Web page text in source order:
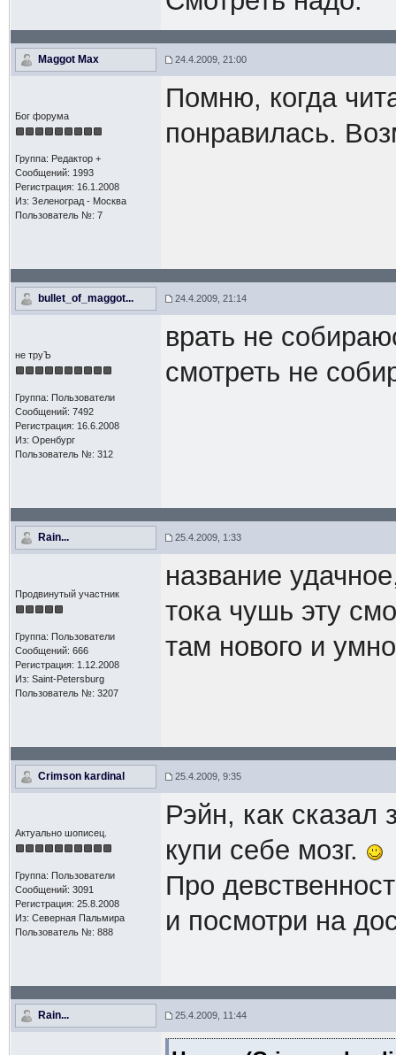
Maggot Max 24.4.2009, 21:00
Бог форума
Группа: Редактор +
Сообщений: 1993
Регистрация: 16.1.2008
Из: Зеленоград - Москва
Пользователь №: 7
Помню, когда
понравилась.
bullet_of_maggot... 24.4.2009, 21:14
не труЪ
Группа: Пользователи
Сообщений: 7492
Регистрация: 16.6.2008
Из: Оренбург
Пользователь №: 312
врать не
смотреть не
Rain... 25.4.2009, 1:33
Продвинутый участник
Группа: Пользователи
Сообщений: 666
Регистрация: 1.12.2008
Из: Saint-Petersburg
Пользователь №: 3207
название
тока чушь эту
там нового и
Crimson kardinal 25.4.2009, 9:35
Актуально шописец.
Группа: Пользователи
Сообщений: 3091
Регистрация: 25.8.2008
Из: Северная Пальмира
Пользователь №: 888
Рэйн, как сказал
купи себе мозг.
Про
и посмотри на
Rain... 25.4.2009, 11:44